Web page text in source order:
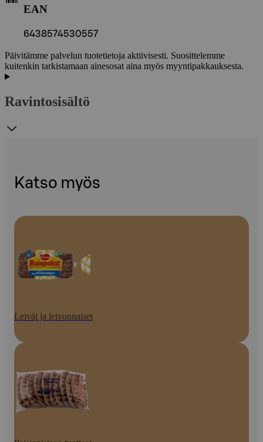
EAN
6438574530557
Päivitämme palvelun tuotetietoja aktiivisesti. Suosittelemme
kuitenkin tarkistamaan ainesosat aina myös myyntipakkauksesta.
Ravintosisältö
Katso myös
Leivät ja leivonnaiset